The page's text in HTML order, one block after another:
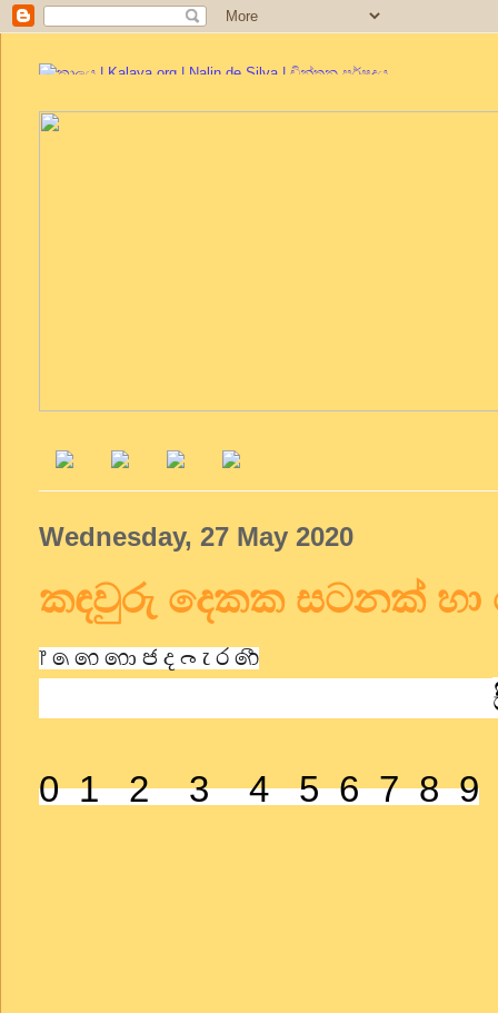
Wednesday, 27 May 2020
කඳවුරු දෙකක සටනක්
෦ ෧ ෨ ෩ ෪ ෫ ෬ ෭ ෮ ෯
0 1 2 3 4 5 6 7 8 9